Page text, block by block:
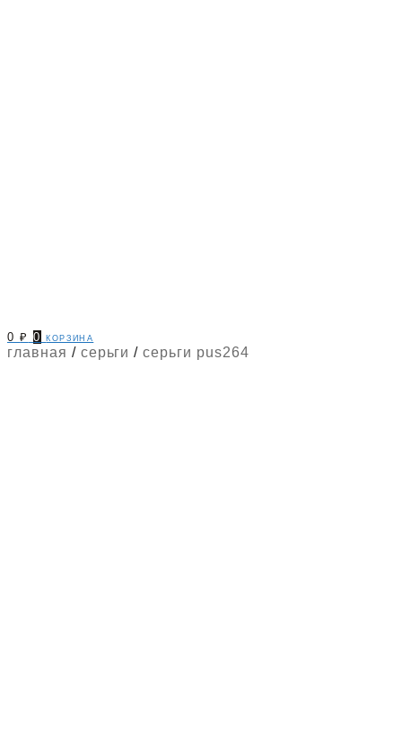
0₽ 0 корзина
главная / серьги /серьги pus264